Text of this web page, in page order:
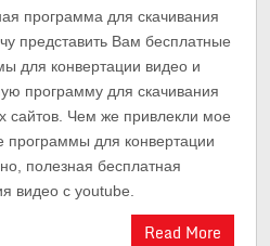
программа для скачивания
представить Вам бесплатные
для конвертации видео и
программу для скачивания
сайтов. Чем же привлекли мое
программы для конвертации
полезная бесплатная
видео с youtube.
Read More